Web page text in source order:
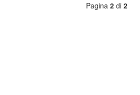
Pagina 2 di 2